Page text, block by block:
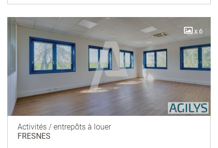
x 6
Activités / entrepôts à louer
FRESNES